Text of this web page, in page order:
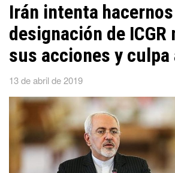
Irán intenta
designación de ICGR
sus acciones y culpa
13 de abril de 2019